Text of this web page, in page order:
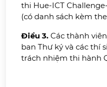
thi Hue-ICT
(có danh sách kèm
Điều 3. Các thành
ban Thư ký và các thí
trách nhiệm thi hành